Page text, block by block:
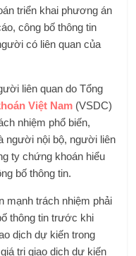
triển khai phương án
công bố thông tin
có liên quan của
liên quan do Tổng
Việt Nam (VSDC)
nhiệm phổ biến,
người nội bộ, người liên
ty chứng khoán hiểu
bố thông tin.
mạnh trách nhiệm phải
thông tin trước khi
dịch dự kiến trong
trị giao dịch dự kiến